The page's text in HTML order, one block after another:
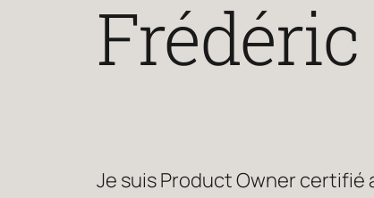
Je suis Product Owner certifié